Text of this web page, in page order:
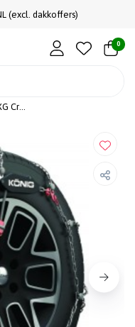
(excl. dakkoffers)
0
König XG Cross 251- 9mm Sneeuwkettingen - Automatisch gespannen - Voor SUV’s en Crossovers